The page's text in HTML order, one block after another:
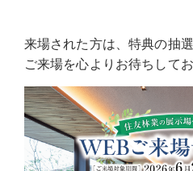
来場された方は、特典の抽
ご来場を心よりお待ちしてお